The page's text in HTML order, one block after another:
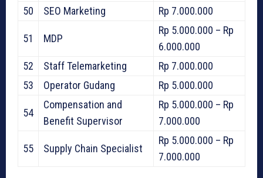
50
SEO Marketing Rp 7.000.000
51 MDP
Rp 5.000.000 – Rp
6.000.000
52
Staff Telemarketing
Rp 7.000.000
53
Operator Gudang Rp 5.000.000
54
Compensation and
Benefit Supervisor
Rp 5.000.000 – Rp
7.000.000
55 Supply Chain Specialist
Rp 5.000.000 – Rp
7.000.000